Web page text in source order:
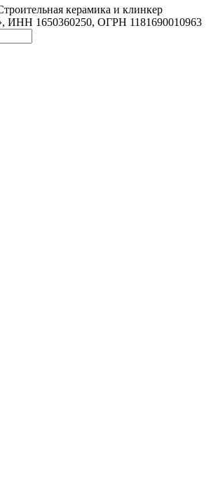
керамика и клинкер
ИНН 1650360250, ОГРН 1181690010963